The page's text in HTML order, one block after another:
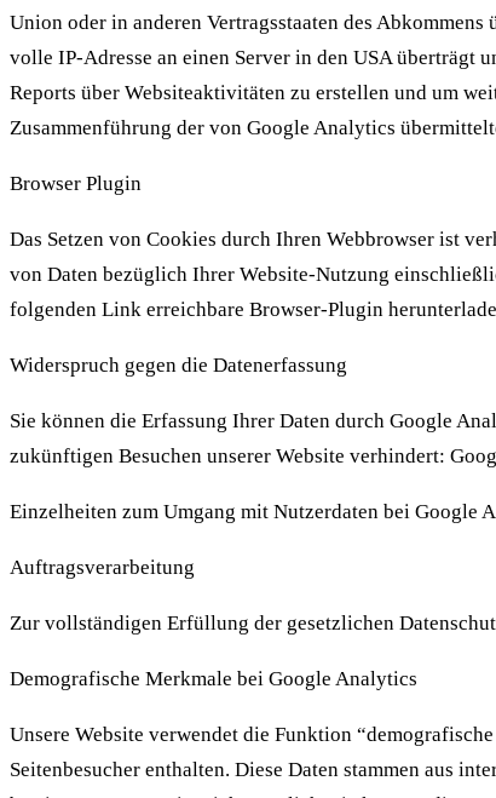
Union oder in anderen Vertragsstaaten des
volle IP-Adresse an einen Server in den USA überträgt
Reports über Websiteaktivitäten zu erstellen und um
Zusammenführung der von Google Analytics
Browser Plugin
Das Setzen von Cookies durch Ihren Webbrowser ist
von Daten bezüglich Ihrer Website-Nutzung
folgenden Link erreichbare Browser-Plugin
Widerspruch gegen die Datenerfassung
Sie können die Erfassung Ihrer Daten durch Google
zukünftigen Besuchen unserer Website verhindert:
Einzelheiten zum Umgang mit Nutzerdaten bei Google
Auftragsverarbeitung
Zur vollständigen Erfüllung der gesetzlichen
Demografische Merkmale bei Google Analytics
Unsere Website verwendet die Funktion
Seitenbesucher enthalten. Diese Daten stammen aus